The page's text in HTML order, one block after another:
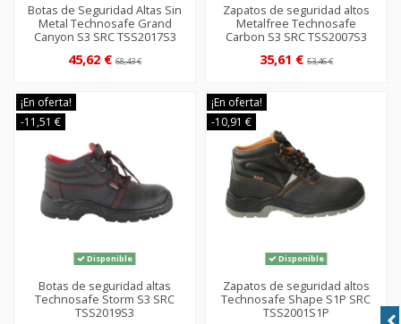
Botas de Seguridad Altas Sin
Metal Technosafe Grand
Canyon S3 SRC TSS2017S3
45,62 €68,43 €
Zapatos de seguridad altos
Metalfree Technosafe
Carbon S3 SRC TSS2007S3
35,61 €53,46 €
¡En oferta!
-11,51 €
Disponible
Botas de seguridad altas
Technosafe Storm S3 SRC
TSS2019S3
¡En oferta!
-10,91 €
Disponible
Zapatos de seguridad altos
Technosafe Shape S1P SRC
TSS2001S1P